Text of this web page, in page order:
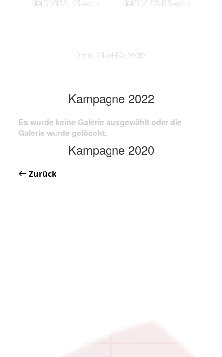
IMG 7123-KS-web IMG 7130-KS-web
IMG 7134-KS-web
Kampagne 2022
Es wurde keine Galerie ausgewählt oder die
Galerie wurde gelöscht.
Kampagne 2020
Zurück